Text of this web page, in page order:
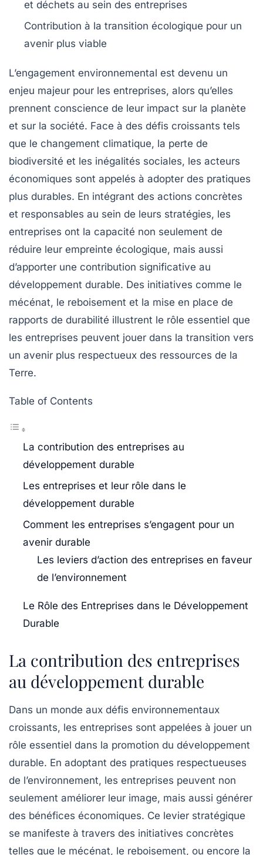
et déchets au sein des entreprises
Contribution à la transition écologique pour un
avenir plus viable
L’engagement environnemental est devenu un
enjeu majeur pour les entreprises, alors qu’elles
prennent conscience de leur impact sur la planète
et sur la société. Face à des défis croissants tels
que le changement climatique, la perte de
biodiversité et les inégalités sociales, les acteurs
économiques sont appelés à adopter des pratiques
plus durables. En intégrant des actions concrètes
et responsables au sein de leurs stratégies, les
entreprises ont la capacité non seulement de
réduire leur empreinte écologique, mais aussi
d’apporter une contribution significative au
développement durable. Des initiatives comme le
mécénat, le reboisement et la mise en place de
rapports de durabilité illustrent le rôle essentiel que
les entreprises peuvent jouer dans la transition vers
un avenir plus respectueux des ressources de la
Terre.
Table of Contents
La contribution des entreprises au
développement durable
Les entreprises et leur rôle dans le
développement durable
Comment les entreprises s’engagent pour un
avenir durable
Les leviers d’action des entreprises en faveur
de l’environnement
Le Rôle des Entreprises dans le Développement
Durable
La contribution des entreprises
au développement durable
Dans un monde aux défis environnementaux
croissants, les entreprises sont appelées à jouer un
rôle essentiel dans la promotion du développement
durable. En adoptant des pratiques respectueuses
de l’environnement, les entreprises peuvent non
seulement améliorer leur image, mais aussi générer
des bénéfices économiques. Ce levier stratégique
se manifeste à travers des initiatives concrètes
telles que le mécénat, le reboisement, ou encore la